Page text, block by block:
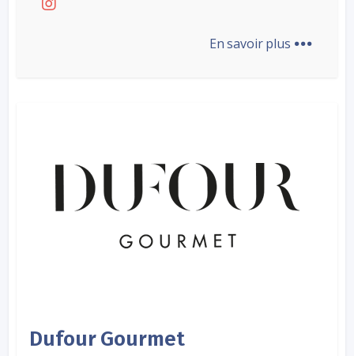
En savoir plus ...
Dufour Gourmet